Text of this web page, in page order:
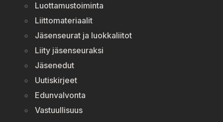
Luottamustoiminta
Liittomateriaalit
Jäsenseurat ja luokkaliitot
Liity jäsenseuraksi
Jäsenedut
Uutiskirjeet
Edunvalvonta
Vastuullisuus